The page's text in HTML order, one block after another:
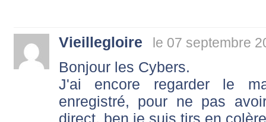
Vieillegloire le 07 septembre
Bonjour les Cybers.
J'ai encore regarder le
enregistré, pour ne pas
direct, ben je suis tjrs en